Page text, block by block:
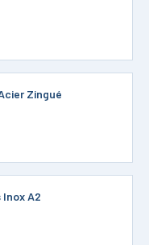
Zingué
Inox A2